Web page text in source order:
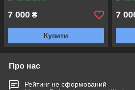
7 000 ₴
Купити
7
Про нас
Рейтинг не сформований